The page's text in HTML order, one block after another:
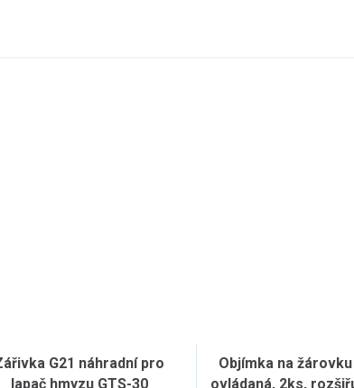
G21 náhradní pro
lapač hmyzu GTS-30
Objímka na
ovládaná, 2ks,